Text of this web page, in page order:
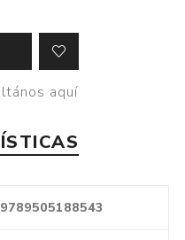
aquí
9789505188543